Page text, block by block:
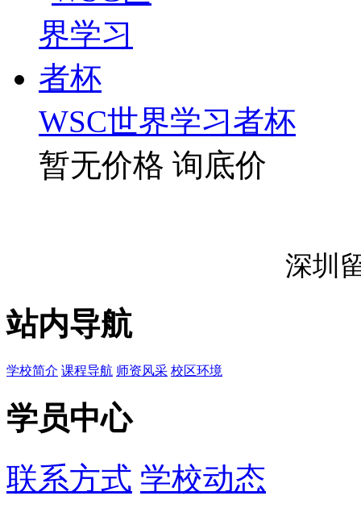
WSC世界学习者杯
暂无价格 询底价
深圳
站内导航
学校简介 课程导航 师资风采 校区环境
学员中心
联系方式 学校动态